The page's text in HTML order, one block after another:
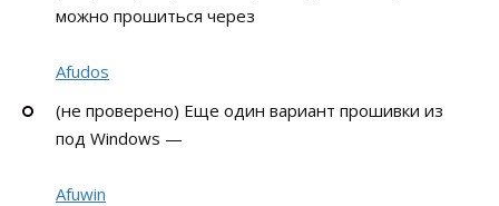
можно прошиться через
Afudos
(не проверено) Еще один вариант прошивки из
под Windows —
Afuwin